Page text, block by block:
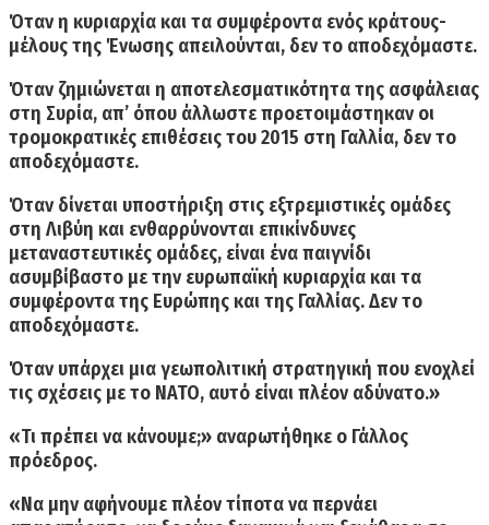
Όταν η κυριαρχία και τα συμφέροντα ενός κράτους-
μέλους της Ένωσης απειλούνται, δεν το αποδεχόμαστε.
Όταν ζημιώνεται η αποτελεσματικότητα της ασφάλειας
στη Συρία, απ’ όπου άλλωστε προετοιμάστηκαν οι
τρομοκρατικές επιθέσεις του 2015 στη Γαλλία, δεν το
αποδεχόμαστε.
Όταν δίνεται υποστήριξη στις εξτρεμιστικές ομάδες
στη Λιβύη και ενθαρρύνονται επικίνδυνες
μεταναστευτικές ομάδες, είναι ένα παιγνίδι
ασυμβίβαστο με την ευρωπαϊκή κυριαρχία και τα
συμφέροντα της Ευρώπης και της Γαλλίας. Δεν το
αποδεχόμαστε.
Όταν υπάρχει μια γεωπολιτική στρατηγική που ενοχλεί
τις σχέσεις με το ΝΑΤΟ, αυτό είναι πλέον αδύνατο.»
«Τι πρέπει να κάνουμε;» αναρωτήθηκε ο Γάλλος
πρόεδρος.
«Να μην αφήνουμε πλέον τίποτα να περνάει